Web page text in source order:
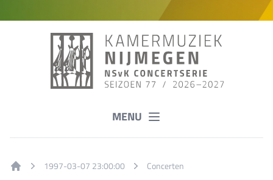
MENU
1997-03-07 23:00:00 Concerten